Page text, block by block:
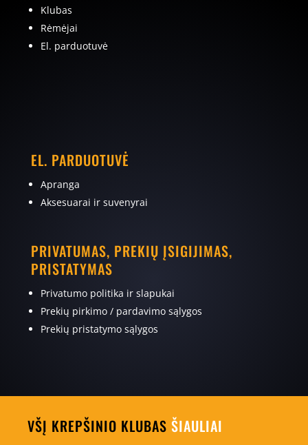
Klubas
Rėmėjai
El. parduotuvė
EL. PARDUOTUVĖ
Apranga
Aksesuarai ir suvenyrai
PRIVATUMAS, PREKIŲ ĮSIGIJIMAS,
PRISTATYMAS
Privatumo politika ir slapukai
Prekių pirkimo / pardavimo sąlygos
Prekių pristatymo sąlygos
VŠĮ KREPŠINIO KLUBAS ŠIAULIAI